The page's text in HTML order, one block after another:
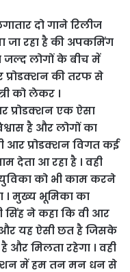
दो गाने रिलीज
जा रहा है की अपकमिंग
जल्द लोगों के बीच में
प्रोडक्शन की तरफ से
को लेकर ।
प्रोडक्शन एक ऐसा
है और लोगों का
आर प्रोडक्शन विगत कई
देता आ रहा है । वही
को भी काम करने
। मुख्य भूमिका का
सिंह ने कहा कि वी आर
और यह ऐसी छत है जिसके
और मिलता रहेगा । वही
में हम तन मन धन से